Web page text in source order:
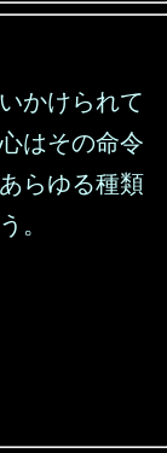
かけられて
はその命令
らゆる種類
。